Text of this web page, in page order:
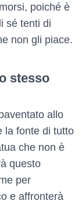
poiché è
sé tenti di
non gli piace.
stesso
allo
la fonte di tutto
che non è
questo
per
e affronterà